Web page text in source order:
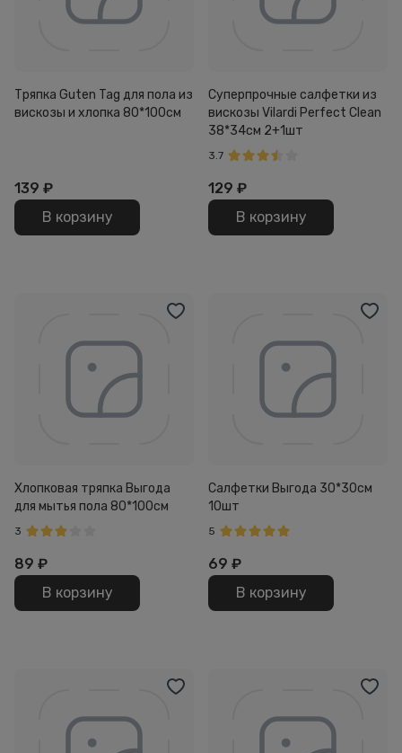
Тряпка Guten Tag для пола из
вискозы и хлопка 80*100см
139 ₽
В корзину
Суперпрочные салфетки из
вискозы Vilardi Perfect Clean
38*34см 2+1шт
3.7
129 ₽
В корзину
Хлопковая тряпка Выгода
для мытья пола 80*100см
3
89 ₽
В корзину
Салфетки Выгода 30*30см
10шт
5
69 ₽
В корзину